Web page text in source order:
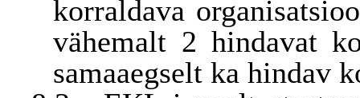
korraldava
vähemalt 2 hindavat
samaaegselt ka hindav